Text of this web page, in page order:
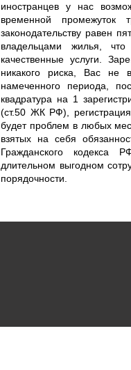
иностранцев у нас
временной
законодательству равен
владельцами жилья,
качественные услуги.
никакого риска, Вас не
намеченного периода,
квадратура на 1
(ст.50 ЖК РФ),
будет проблем в любых
взятых на себя
Гражданского кодекса
длительном выгодном
порядочности.